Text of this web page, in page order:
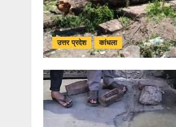
उत्तर प्रदेश कांधला